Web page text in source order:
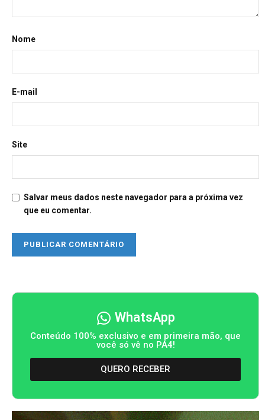
Nome
E-mail
Site
Salvar meus dados neste navegador para a próxima vez
que eu comentar.
WhatsApp
Conteúdo 100% exclusivo e em primeira mão, que
você só vê no PA4!
QUERO RECEBER